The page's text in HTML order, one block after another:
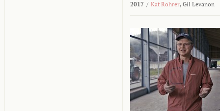
2017 / Kat Rohrer, Gil Levanon